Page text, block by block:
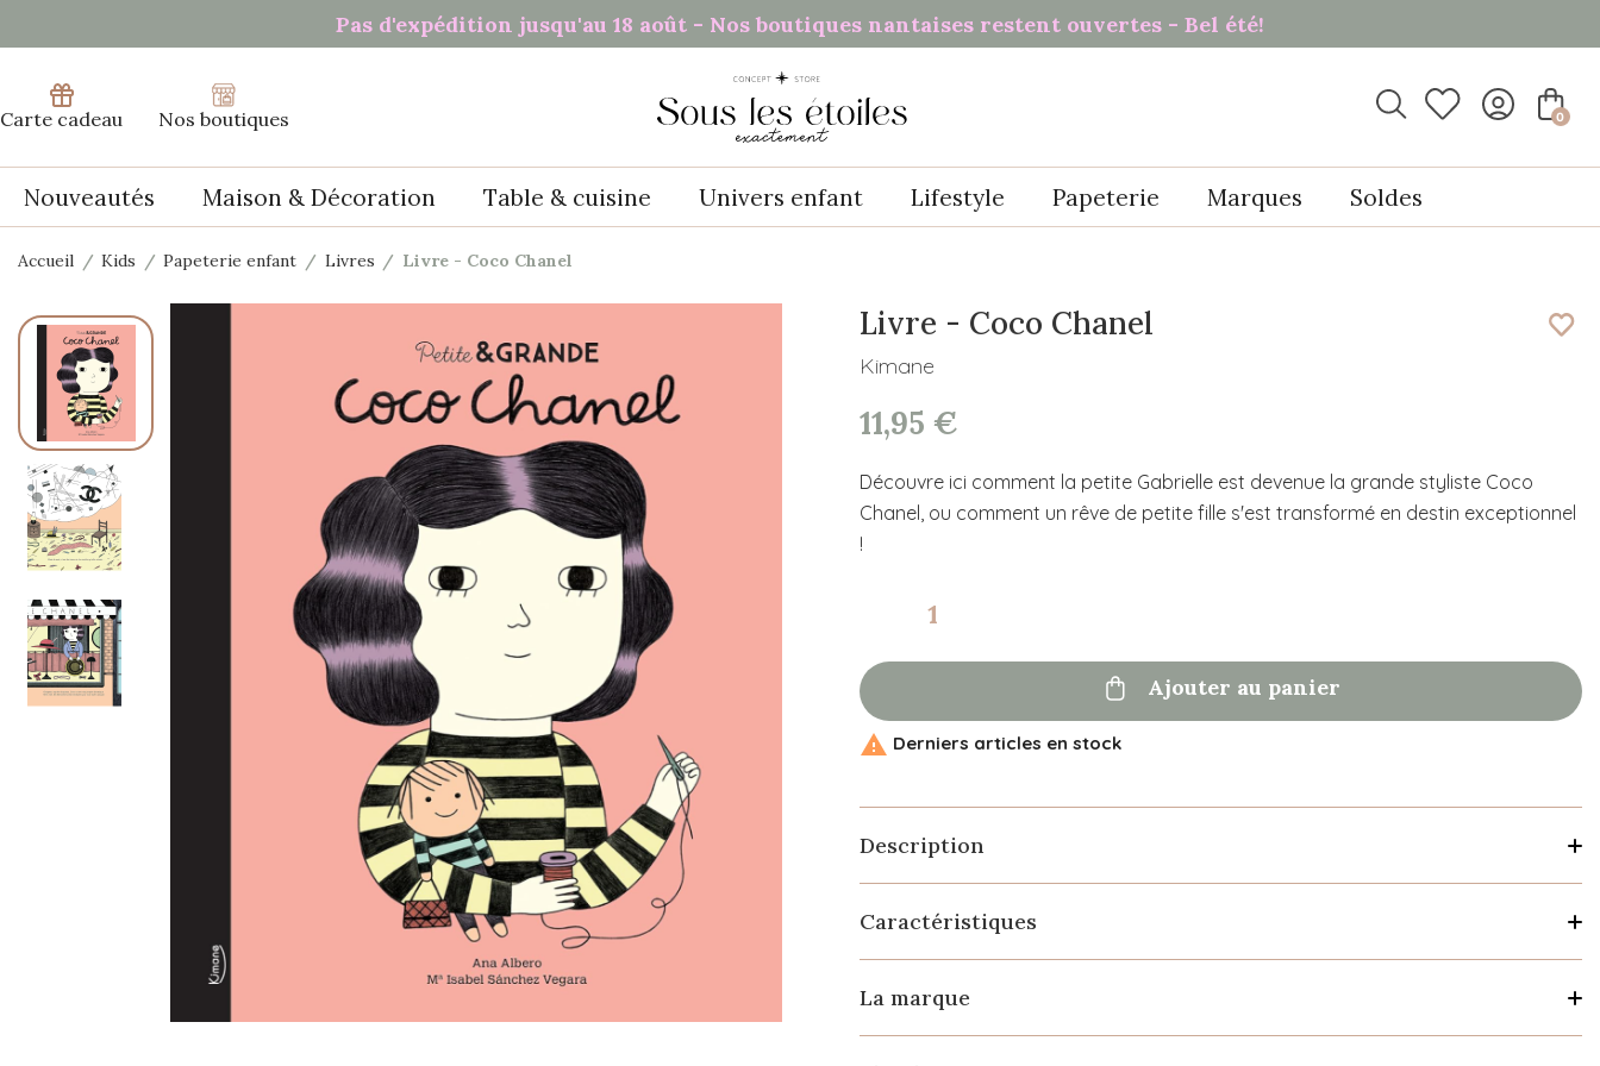
Pas d'expédition jusqu'au 18 août - Nos boutiques nantaises restent ouvertes - Bel été!
Carte cadeau Nos boutiques
 0
Nouveautés Maison & Décoration Table & cuisine Univers enfant Lifestyle Papeterie Marques Soldes
Accueil Kids Papeterie enfant Livres Livre - Coco Chanel
Livre - Coco Chanel
Kimane
11,95 €
Découvre ici comment la petite Gabrielle est devenue la grande styliste Coco
Chanel, ou comment un rêve de petite fille s'est transformé en destin exceptionnel
!
 Ajouter au panier
 Derniers articles en stock
Description
Caractéristiques
La marque